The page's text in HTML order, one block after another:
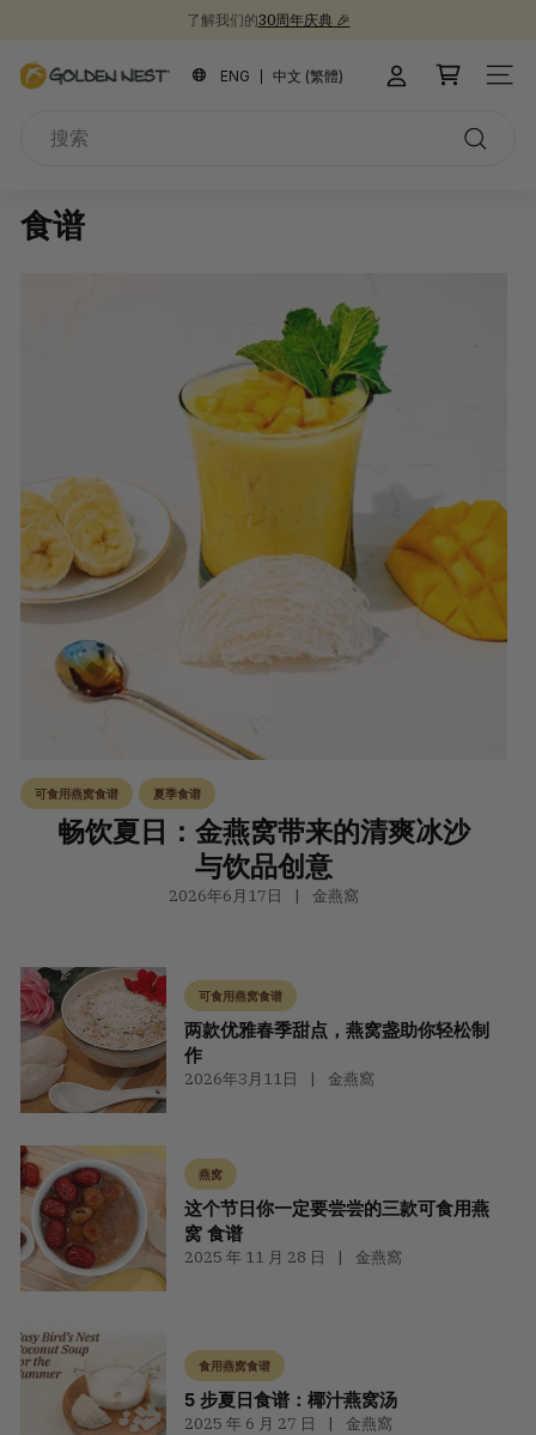
停
了解我们的30周年庆典 🎉
金
ENG 中文 (繁體) 站点
食谱
可食用燕窝食谱 夏季食谱
畅饮夏日：金燕窝带来的清爽冰沙
与饮品创意
2026年6月17日 金燕窩
可食用燕窝食谱
两款优雅春季甜点，燕窝盏助你轻松制
作
2026年3月11日 金燕窩
燕窝
这个节日你一定要尝尝的三款可食用燕
窝 食谱
2025 年 11 月 28 日 金燕窩
食用燕窝食谱
5 步夏日食谱：椰汁燕窝汤
2025 年 6 月 27 日 金燕窩